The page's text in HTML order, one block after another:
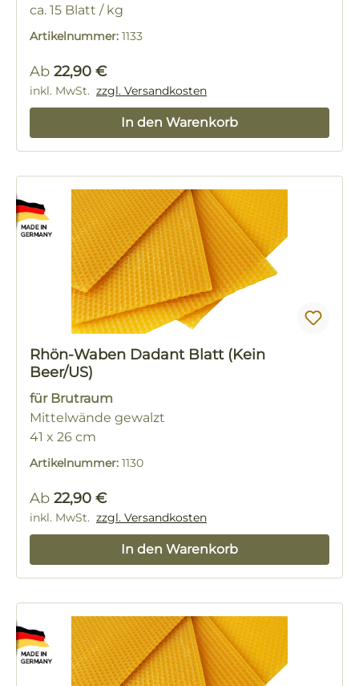
ca. 15 Blatt / kg
Artikelnummer: 1133
Regulärer Preis:
Ab 22,90 €
inkl. MwSt. zzgl. Versandkosten
In den Warenkorb
Rhön-Waben Dadant Blatt (Kein
Beer/US)
für Brutraum
Mittelwände gewalzt
41 x 26 cm
ca. 9 Blatt / kg
Artikelnummer: 1130
Regulärer Preis:
Ab 22,90 €
inkl. MwSt. zzgl. Versandkosten
In den Warenkorb